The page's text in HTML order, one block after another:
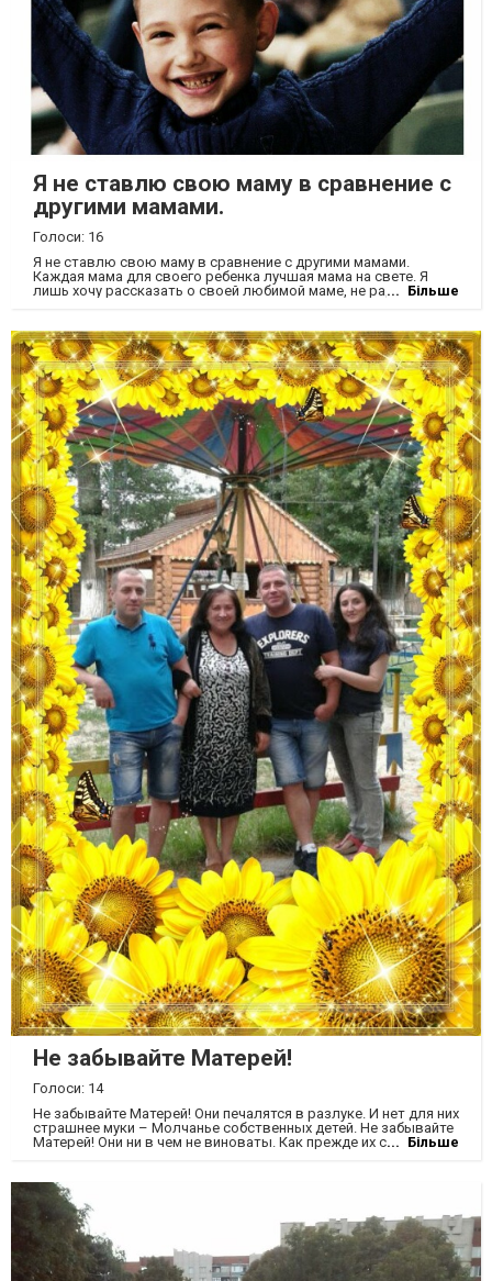
Я не ставлю свою маму в сравнение с
другими мамами.
Голоси: 16
Я не ставлю свою маму в сравнение с другими мамами.
Каждая мама для своего ребенка лучшая мама на свете. Я
лишь хочу рассказать о своей любимой маме, не ради приза, а
солнышко которое освещает мне путь) твой сын Андрей
Корецкий=)
Більше
Не забывайте Матерей!
Голоси: 14
Не забывайте Матерей! Они печалятся в разлуке. И нет для них
страшнее муки – Молчанье собственных детей. Не забывайте
Матерей! Они ни в чем не виноваты. Как прежде их сердца
вашему поклону. Не забывайте Матерей! Ведь для молчанья
нет причины, И глубже с каждым днем морщины От
равнодушия детей. Средь суеты и праздных дней Услышьте,
Господа и Дамы: Болит душа у вашей Мамы! Не забывайте
Матерей! Пишите письма Матерям! Звоните им по телефону,
Они так радуются вам, Любому вашему поклону (Валерий
Панин)
Більше